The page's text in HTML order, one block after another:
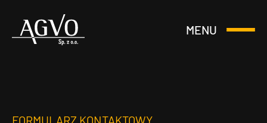
Header
MENU
Otwórz
FORMULARZ KONTAKTOWY